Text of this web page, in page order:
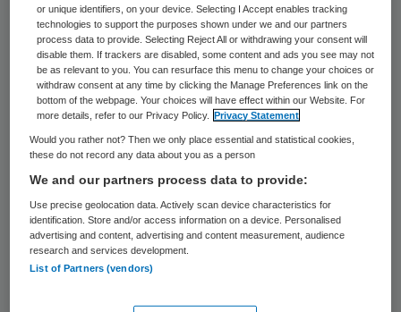
van directeur op haar nemen bij
werkgeversorganisatie
deRotterdamseZorg.
op. Zij nam eerder dit jaar afscheid van de
organisatie.
Werkervaring
or unique identifiers, on your device. Selecting I Accept enables tracking
technologies to support the purposes shown under we and our partners
process data to provide. Selecting Reject All or withdrawing your consent will
disable them. If trackers are disabled, some content and ads you see may not
be as relevant to you. You can resurface this menu to change your choices or
withdraw consent at any time by clicking the Manage Preferences link on the
bottom of the webpage. Your choices will have effect within our Website. For
more details, refer to our Privacy Policy.
Privacy Statement
Would you rather not? Then we only place essential and statistical cookies,
these do not record any data about you as a person
We and our partners process data to provide:
Use precise geolocation data. Actively scan device characteristics for
identification. Store and/or access information on a device. Personalised
advertising and content, advertising and content measurement, audience
research and services development.
List of Partners (vendors)